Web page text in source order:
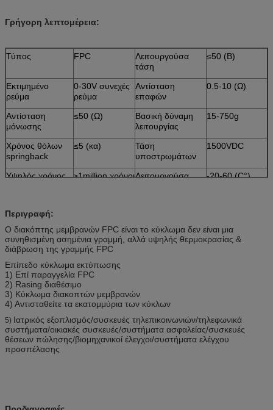
Γρήγορη λεπτομέρεια:
Τύπος FPC
Λειτουργούσα
τάση
≤50 (Β)
Εκτιμημένο
ρεύμα
0-30V συνεχές
ρεύμα
Αντίσταση
επαφών
0.5-10 (Ω)
Αντίσταση
μόνωσης
≤50 (Ω)
Βασική δύναμη
λειτουργίας
15-750g
Χρόνος θόλων
springback
≤5 (κα)
Τάση
υποστρωμάτων
1500VDC
Υψηλός χρόνος
>1million χρόνοιΛειτουργούσα
-20-60 (C°)
Περιγραφή:
Ο διακόπτης μεμβρανών FPC είναι το κύκλωμα δεν είναι μια
συνηθισμένη ασημένια γραμμή, αλλά υψηλής θερμοκρασίας &
διάβρωση της γραμμής FPC
Επίπεδο κύκλωμα εκτύπωσης
1) Επί παραγγελία FPC
2) Rasing διαθέσιμο
3) Κύκλωμα διακοπτών μεμβρανών
4) Αντισταθείτε τα εκατομμύρια των κύκλων
5) Ιατρικός εξοπλισμός/συσκευές τηλεπικοινωνιών/τηλεφωνικά
συστήματα/οικιακές συσκευές/συστήματα ασφαλείας/συσκευές
θέσεων πώλησης/βιομηχανικοί έλεγχοι/συστήματα ελέγχου
προσπέλασης